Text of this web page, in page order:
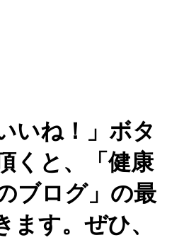
いね！」ボタ
くと、「健康
ブログ」の最
ます。ぜひ、